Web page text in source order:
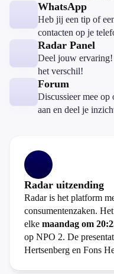
WhatsApp
Heb jij een tip of
contacten op je
Radar Panel
Deel jouw ervaring!
het verschil!
Forum
Discussieer mee
aan en deel je
Radar uitzending
Radar is het platform
consumentenzaken.
elke maandag om
op NPO 2. De
Hertsenberg en Fons